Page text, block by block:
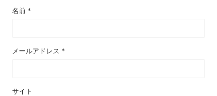
名前 *
メールアドレス *
サイト